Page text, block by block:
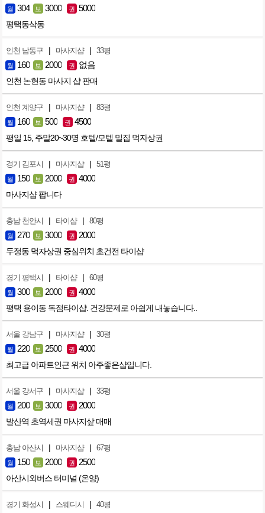
월 304 보 3000 권 5000
평택동삭동
인천 남동구 | 마사지샵 | 33평
월 160 보 2000 권 없음
인천 논현동 마사지 샵 판매
인천 계양구 | 마사지샵 | 83평
월 160 보 500 권 4500
평일 15, 주말20~30명 호텔/모텔 밀집 먹자상권
경기 김포시 | 마사지샵 | 51평
월 150 보 2000 권 4000
마사지샵 팝니다
충남 천안시 | 타이샵 | 80평
월 270 보 3000 권 2000
두정동 먹자상권 중심위치 초건전 타이샵
경기 평택시 | 타이샵 | 60평
월 300 보 2000 권 4000
평택 용이동 독점타이샵. 건강문제로 아쉽게 내놓습니다..
서울 강남구 | 마사지샵 | 30평
월 220 보 2500 권 4000
최고급 아파트인근 위치 아주좋은샵입니다.
서울 강서구 | 마사지샵 | 33평
월 200 보 3000 권 2000
발산역 초역세권 마사지샆 매매
충남 아산시 | 마사지샵 | 67평
월 150 보 2000 권 2500
아산시외버스 터미널 (온양)
경기 화성시 | 스웨디시 | 40평